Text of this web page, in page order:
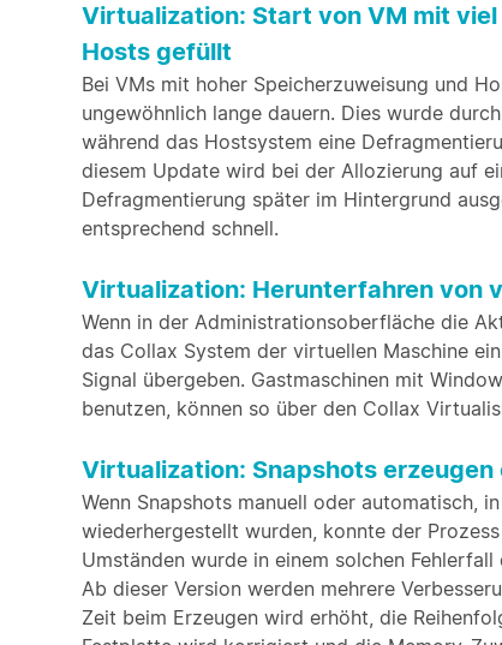
Virtualization: Start von VM mit
Hosts gefüllt
Bei VMs mit hoher Speicherzuweisung und
ungewöhnlich lange dauern. Dies wurde
während das Hostsystem eine
diesem Update wird bei der Allozierung auf
Defragmentierung später im Hintergrund
entsprechend schnell.
Virtualization: Herunterfahren von
Wenn in der Administrationsoberfläche die
das Collax System der virtuellen Maschine
Signal übergeben. Gastmaschinen mit
benutzen, können so über den Collax
Virtualization: Snapshots
Wenn Snapshots manuell oder automatisch,
wiederhergestellt wurden, konnte der
Umständen wurde in einem solchen
Ab dieser Version werden mehrere
Zeit beim Erzeugen wird erhöht, die